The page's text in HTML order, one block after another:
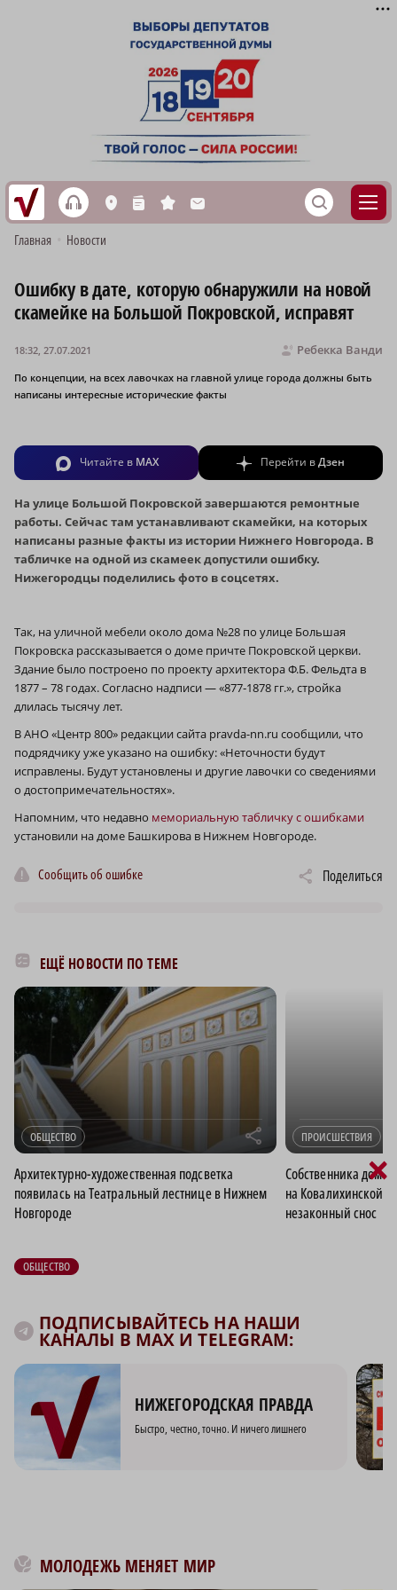
h L n s M S
Главная Новости
Ошибку в дате, которую обнаружили на новой
скамейке на Большой Покровской, исправят
Ребекка Ванди
18:32, 27.07.2021
По концепции, на всех лавочках на главной улице города должны быть
написаны интересные исторические факты
Читайте в MAX Перейти вДзен
На улице Большой Покровской завершаются ремонтные
работы. Сейчас там устанавливают скамейки, на которых
написаны разные факты из истории Нижнего Новгорода. В
табличке на одной из скамеек допустили ошибку.
Нижегородцы поделились фото в соцсетях.
Так, на уличной мебели около дома №28 по улице Большая
Покровска рассказывается о доме причте Покровской церкви.
Здание было построено по проекту архитектора Ф.Б. Фельдта в
1877 – 78 годах. Согласно надписи — «877‑1878 гг.», стройка
длилась тысячу лет.
В АНО «Центр 800» редакции сайта pravda-nn.ru сообщили, что
подрядчику уже указано на ошибку: «Неточности будут
исправлены. Будут установлены и другие лавочки со сведениями
о достопримечательностях».
Напомним, что недавно мемориальную табличку с ошибками
установили на доме Башкирова в Нижнем Новгороде.
Сообщить об ошибке Поделиться
ЕЩЁ НОВОСТИ ПО ТЕМЕ
ОБЩЕСТВО r
Архитектурно-художественная подсветка
появилась на Театральный лестнице в Нижнем
Новгороде
ПРОИСШЕСТВИЯ
Собственника
на Ковалихинской
незаконный снос
ОБЩЕСТВО
ПОДПИСЫВАЙТЕСЬ НА НАШИ
КАНАЛЫ В MAX И TELEGRAM:
НИЖЕГОРОДСКАЯ ПРАВДА
Быстро, честно, точно. И ничего лишнего
МОЛОДЕЖЬ МЕНЯЕТ МИР
×